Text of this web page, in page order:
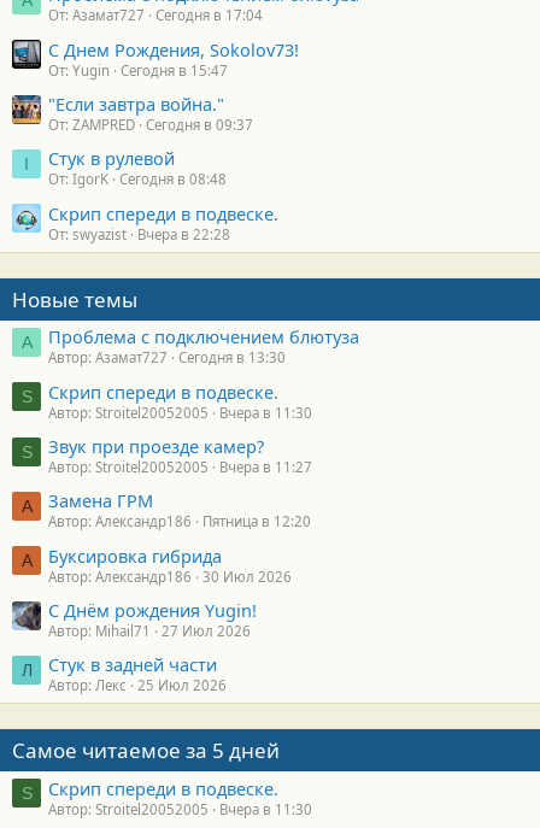
От: Азамат727 Сегодня в 17:04
С Днем Рождения, Sokolov73!
От: Yugin Сегодня в 15:47
"Если завтра война."
От: ZAMPRED Сегодня в 09:37
I Стук в рулевой
От: IgorK Сегодня в 08:48
Скрип спереди в подвеске.
От: swyazist Вчера в 22:28
Новые темы
А Проблема с подключением блютуза
Автор: Азамат727 Сегодня в 13:30
S Скрип спереди в подвеске.
Автор: Stroitel20052005 Вчера в 11:30
S Звук при проезде камер?
Автор: Stroitel20052005 Вчера в 11:27
А Замена ГРМ
Автор: Александр186 Пятница в 12:20
А Буксировка гибрида
Автор: Александр186 30 Июл 2026
С Днём рождения Yugin!
Автор: Mihail71 27 Июл 2026
Л Стук в задней части
Автор: Лекс 25 Июл 2026
Самое читаемое за 5 дней
S Скрип спереди в подвеске.
Автор: Stroitel20052005 Вчера в 11:30